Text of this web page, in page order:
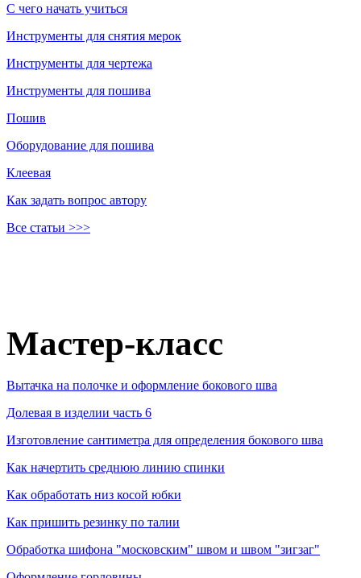
C чего начать учиться
Инструменты для снятия мерок
Инструменты для чертежа
Инструменты для пошива
Пошив
Оборудование для пошива
Клеевая
Как задать вопрос автору
Все статьи >>>
Мастер-класс
Вытачка на полочке и оформление бокового шва
Долевая в изделии часть 6
Изготовление сантиметра для определения бокового шва
Как начертить среднюю линию спинки
Как обработать низ косой юбки
Как пришить резинку по талии
Обработка шифона "московским" швом и швом "зигзаг"